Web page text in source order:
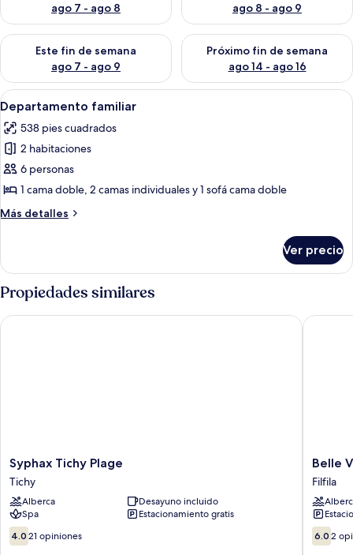
ago 7 - ago 8
ago 8 - ago 9
Este fin de semana
ago 7 - ago 9
Consulta la disponibilidad para este fin de semana ago 7 -
Próximo fin de semana
ago 14 - ago 16
Consulta la disponibilidad
Abrir
todas
las
fotos
de
Departamento
familiar
Un dormitorio moderno con una
7
Departamento familiar
538 pies cuadrados
2 habitaciones
6 personas
1 cama doble, 2 camas individuales y 1 sofá cama doble
Más detalles
Más
familiar
Ver precio
Propiedades similares
Syphax
Tichy
Plage
Tichy
Syphax Tichy Plage
Tichy
Alberca
Desayuno incluido
Spa
Estacionamiento gratis
4.0
de
4.0 21 opiniones
Syphax Tichy Plage
Belle
Vue
Hotel
Skikda
Filfila
Belle
Filfila
6.0
de
6.0 2
Belle